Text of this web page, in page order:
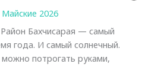
2026
Бахчисарая — самый
года. И самый солнечный.
потрогать руками,